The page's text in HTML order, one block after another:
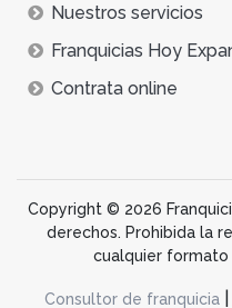
Nuestros servicios
Franquicias Hoy
Contrata online
Copyright © 2026
derechos. Prohibida la
cualquier formato
Consultor de franquicia